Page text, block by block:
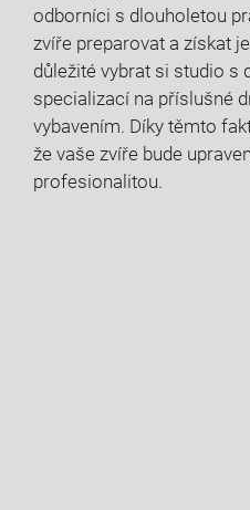
odborníci s ⁣dlouholetou
zvíře ‌preparovat‍ a získat
důležité vybrat si studio ⁣s
‌specializací na příslušné
vybavením. Díky ‍těmto‍
že⁤ vaše zvíře bude
profesionalitou.